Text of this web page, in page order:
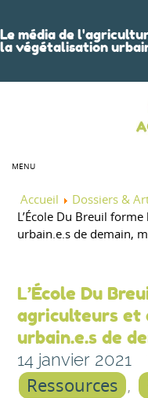
Le média de
la végétalisation
MENU
Accueil Dossiers &
L’École Du Breuil
urbain.e.s de demain,
L’École Du
agriculteurs et
urbain.e.s de
14 janvier 2021
Ressources